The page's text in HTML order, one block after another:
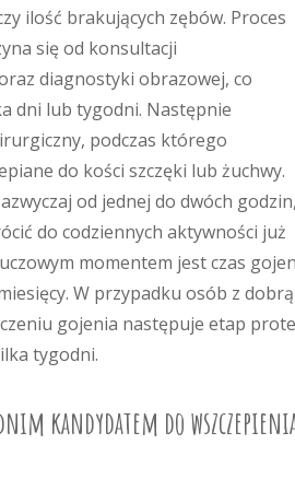
ilość brakujących zębów. Proces
się od konsultacji
diagnostyki obrazowej, co
dni lub tygodni. Następnie
podczas którego
do kości szczęki lub żuchwy.
od jednej do dwóch godzin,
do codziennych aktywności już
momentem jest czas
W przypadku osób z
gojenia następuje etap
tygodni.
kandydatem do